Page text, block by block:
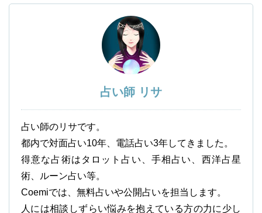
占い師 リサ
占い師のリサです。
都内で対面占い10年、電話占い3年してきました。
得意な占術はタロット占い、手相占い、西洋占星
術、ルーン占い等。
Coemiでは、無料占いや公開占いを担当します。
人には相談しずらい悩みを抱えている方の力に少し